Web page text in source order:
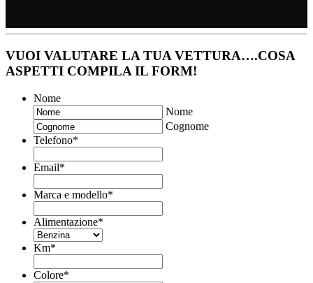
VUOI VALUTARE LA TUA VETTURA….COSA
ASPETTI COMPILA IL FORM!
Nome
Nome
Cognome
Telefono*
Email*
Marca e modello*
Alimentazione*
Km*
Colore*